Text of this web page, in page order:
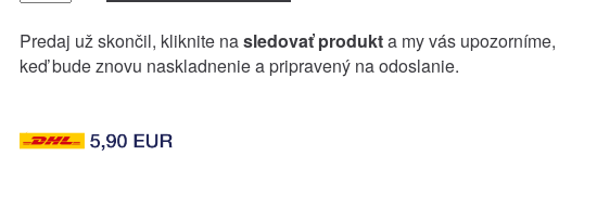
Predaj už skončil, kliknite nasledovať produkta my vás upozorníme,
keď bude znovu naskladnenie a pripravený na odoslanie.